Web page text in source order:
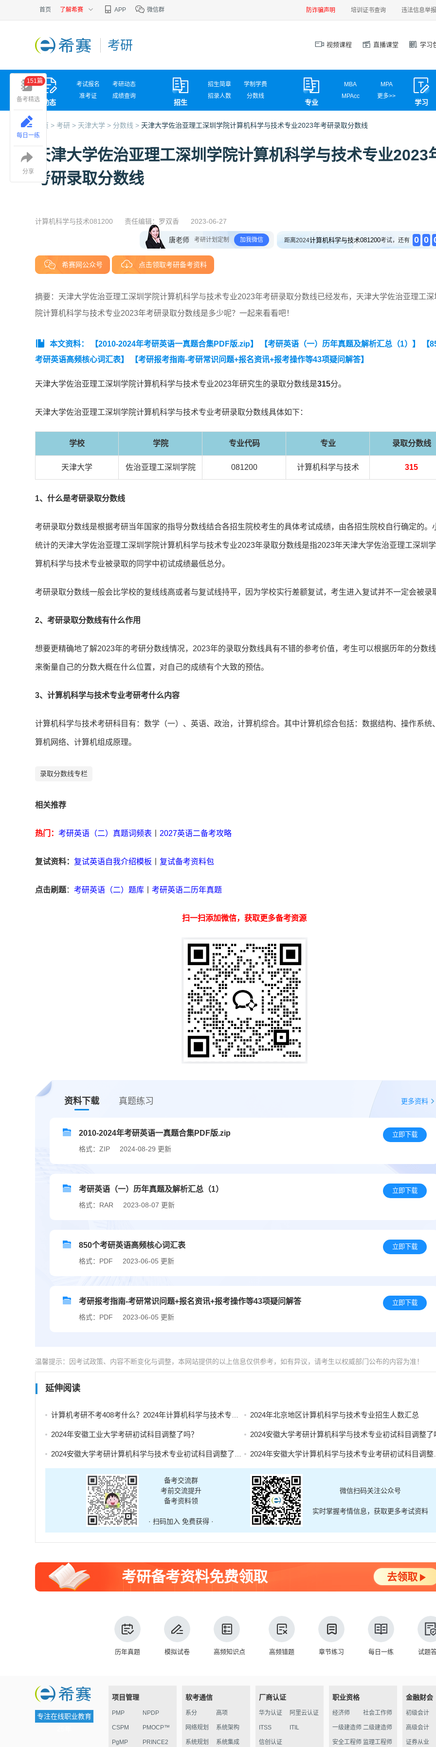
首页 了解希赛 APP 微信群 防诈骗声明 培训证书查询 违法信息举报
考研 视频课程 直播课堂 学习
动态
考试报名
考研动态
准考证
成绩查询
招生
招生简章
学制学费
招录人数
分数线
专业
MBA
MPA
MPAcc
更多>>
新闻传播
国际商务
学习
首页 > 考研 > 天津大学 > 分数线 > 天津大学佐治亚理工深圳学院计算机科学与技术专业2023年考研录取分数线
天津大学佐治亚理工深圳学院计算机科学与技术专业2023
考研录取分数线
计算机科学与技术081200 责任编辑：罗双香 2023-06-27
唐老师 考研计划定制 加我微信 距离2024计算机科学与技术081200考试，还有 0 0
希赛网公众号 点击领取考研备考资料
摘要：天津大学佐治亚理工深圳学院计算机科学与技术专业2023年考研录取分数线已经发布，天津大学佐治亚理工深
院计算机科学与技术专业2023年考研录取分数线是多少呢？一起来看看吧！
本文资料： 【2010-2024年考研英语一真题合集PDF版.zip】 【考研英语（一）历年真题及解析汇总（1）】
【
考研英语高频核心词汇表】
【考研报考指南-考研常识问题+报名资讯+报考操作等43项疑问解答】
天津大学佐治亚理工深圳学院计算机科学与技术专业2023年研究生的录取分数线是315分。
天津大学佐治亚理工深圳学院计算机科学与技术专业考研录取分数线具体如下：
学校 学院 专业代码 专业 录取分数线
天津大学 佐治亚理工深圳学院 081200 计算机科学与技术 315
1、什么是考研录取分数线
考研录取分数线是根据考研当年国家的指导分数线结合各招生院校考生的具体考试成绩，由各招生院校自行确定的。
统计的天津大学佐治亚理工深圳学院计算机科学与技术专业2023年录取分数线是指2023年天津大学佐治亚理工深圳
算机科学与技术专业被录取的同学中初试成绩最低总分。
考研录取分数线一般会比学校的复线线高或者与复试线持平，因为学校实行差额复试，考生进入复试并不一定会被录
2、考研录取分数线有什么作用
想要更精确地了解2023年的考研分数线情况，2023年的录取分数线具有不错的参考价值，考生可以根据历年的分数
来衡量自己的分数大概在什么位置，对自己的成绩有个大致的预估。
3、计算机科学与技术专业考研考什么内容
计算机科学与技术考研科目有：数学（一）、英语、政治，计算机综合。其中计算机综合包括：数据结构、操作系统
算机网络、计算机组成原理。
录取分数线专栏
相关推荐
热门： 考研英语（二）真题词频表 2027英语二备考攻略
复试资料： 复试英语自我介绍模板 复试备考资料包
点击刷题： 考研英语（二）题库 考研英语二历年真题
扫一扫添加微信，获取更多备考资源
资料下载 真题练习 更多资料
2010-2024年考研英语一真题合集PDF版.zip
格式：ZIP 2024-08-29 更新
立即下载
考研英语（一）历年真题及解析汇总（1）
格式：RAR 2023-08-07 更新
立即下载
850个考研英语高频核心词汇表
格式：PDF 2023-06-05 更新
立即下载
考研报考指南-考研常识问题+报名资讯+报考操作等43项疑问解答
格式：PDF 2023-06-05 更新
立即下载
温馨提示：因考试政策、内容不断变化与调整，本网站提供的以上信息仅供参考，如有异议，请考生以权威部门公布的内容为准！
延伸阅读
计算机考研不考408考什么？2024年计算机科学与技术专业自命题考试科目汇总 2024年北京地区计算机科学与技术专业招生人数汇总
2024年安徽工业大学考研初试科目调整了吗？ 2024安徽大学考研计算机科学与技术专业初试科目调整了
2024安徽大学考研计算机科学与技术专业初试科目调整了吗？ 2024年安徽大学计算机科学与技术专业考研初试科目调整了吗？
备考交流群
考前交流提升
备考资料领
· 扫码加入 免费获得 ·
微信扫码关注公众号
实时掌握考情信息，获取更多考试资料
考研备考资料免费领取 去领取
历年真题 模拟试卷 高频知识点 高频错题 章节练习 每日一练 试题
专注在线职业教育
项目管理
PMP NPDP
CSPM PMOCP™
PgMP PRINCE2
软考通信
系分 高项
网络规划 系统架构
系统规划 系统集成
厂商认证
华为认证 阿里云认证
ITSS ITIL
信创认证
职业资格
经济师 社会工作师
一级建造师 二级建造师
安全工程师 监理工程师
金融财会
初级会计
高级会计
证券从业
备考精选
151篇
每日一练
分享